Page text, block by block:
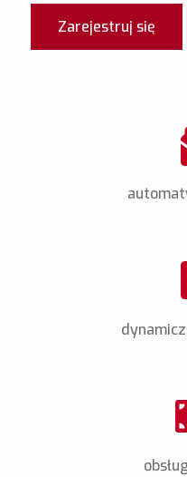
Zarejestruj się